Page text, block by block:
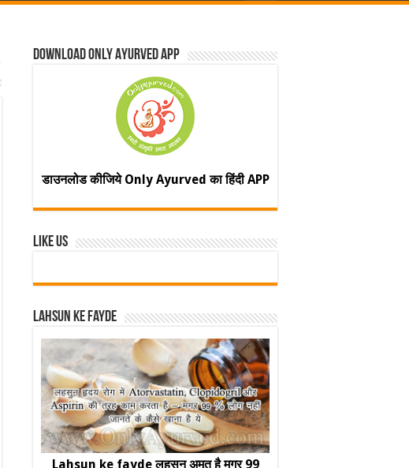
Download Only Ayurved App
डाउनलोड कीजिये Only Ayurved का हिंदी APP
Like Us
Lahsun ke fayde
Lahsun ke fayde लहसुन अमृत है मगर 99